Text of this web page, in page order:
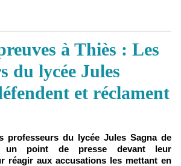
à Thiès : Les
du lycée Jules
et réclament
professeurs du lycée Jules Sagna de
point de presse devant leur
réagir aux accusations les mettant en